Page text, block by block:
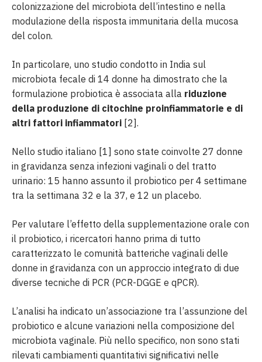
colonizzazione del microbiota dell’intestino e nella
modulazione della risposta immunitaria della mucosa
del colon.
In particolare, uno studio condotto in India sul
microbiota fecale di 14 donne ha dimostrato che la
formulazione probiotica è associata alla riduzione
della produzione di citochine proinfiammatorie e di
altri fattori infiammatori [2].
Nello studio italiano [1] sono state coinvolte 27 donne
in gravidanza senza infezioni vaginali o del tratto
urinario: 15 hanno assunto il probiotico per 4 settimane
tra la settimana 32 e la 37, e 12 un placebo.
Per valutare l’effetto della supplementazione orale con
il probiotico, i ricercatori hanno prima di tutto
caratterizzato le comunità batteriche vaginali delle
donne in gravidanza con un approccio integrato di due
diverse tecniche di PCR (PCR-DGGE e qPCR).
L’analisi ha indicato un’associazione tra l’assunzione del
probiotico e alcune variazioni nella composizione del
microbiota vaginale. Più nello specifico, non sono stati
rilevati cambiamenti quantitativi significativi nelle